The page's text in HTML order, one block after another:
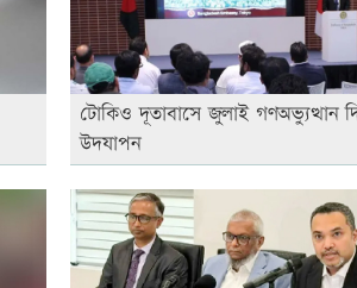
টোকিও দূতাবাসে জুলাই গণঅভ্যুত্থান
উদযাপন